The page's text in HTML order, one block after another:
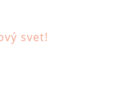
svet!